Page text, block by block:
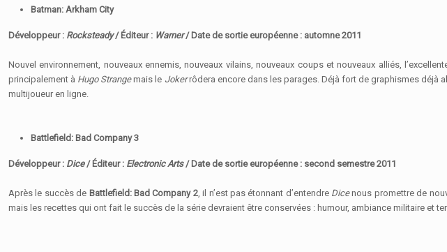
Batman: Arkham City
Développeur : Rocksteady/ Éditeur : Warner/ Date de sortie européenne : automne 2011
Nouvel environnement, nouveaux ennemis, nouveaux vilains, nouveaux coups et nouveaux alliés,
principalement à Hugo Strangemais le Jokerrôdera encore dans les parages. Déjà fort de graphismes déjà
multijoueur en ligne.
Battlefield: Bad Company 3
Développeur : Dice/ Éditeur : Electronic Arts/ Date de sortie européenne : second semestre 2011
Après le succès de Battlefield: Bad Company 2, il n’est pas étonnant d’entendre Dicenous promettre de
mais les recettes qui ont fait le succès de la série devraient être conservées : humour, ambiance militaire et